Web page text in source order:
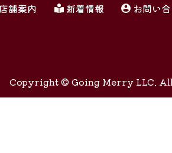
店舗案内 新着情報 お問い
Copyright © Going Merry LLC.